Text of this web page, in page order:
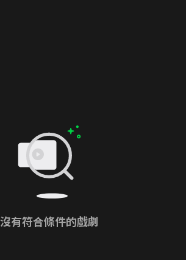
沒有符合條件的戲劇